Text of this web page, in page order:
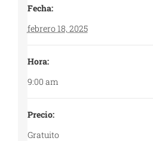
Fecha:
febrero 18, 2025
Hora:
9:00 am
Precio:
Gratuito